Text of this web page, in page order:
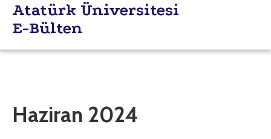
Atatürk Üniversitesi
E-Bülten
Haziran 2024